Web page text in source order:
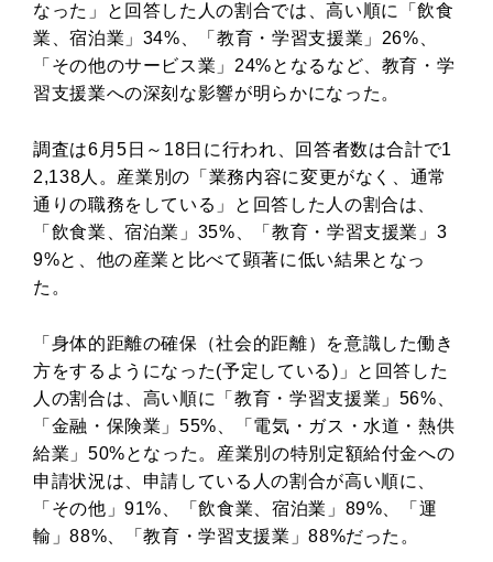
なった」と回答した人の割合では、高い順に「飲食
業、宿泊業」34%、「教育・学習支援業」26%、
「その他のサービス業」24%となるなど、教育・学
習支援業への深刻な影響が明らかになった。
調査は6月5日～18日に行われ、回答者数は合計で1
2,138人。産業別の「業務内容に変更がなく、通常
通りの職務をしている」と回答した人の割合は、
「飲食業、宿泊業」35%、「教育・学習支援業」3
9%と、他の産業と比べて顕著に低い結果となっ
た。
「身体的距離の確保（社会的距離）を意識した働き
方をするようになった(予定している)」と回答した
人の割合は、高い順に「教育・学習支援業」56%、
「金融・保険業」55%、「電気・ガス・水道・熱供
給業」50%となった。産業別の特別定額給付金への
申請状況は、申請している人の割合が高い順に、
「その他」91%、「飲食業、宿泊業」89%、「運
輸」88%、「教育・学習支援業」88%だった。